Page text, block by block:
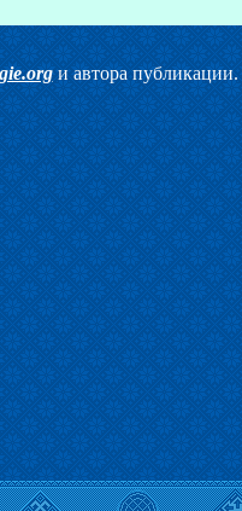
и автора публикации.